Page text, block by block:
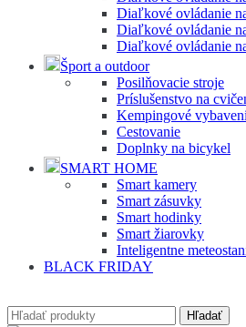
Diaľkové ovládanie
Diaľkové ovládanie
Diaľkové ovládanie
Šport a outdoor
Posilňovacie stroje
Príslušenstvo na
Kempingové
Cestovanie
Doplnky na bicykel
SMART HOME
Smart kamery
Smart zásuvky
Smart hodinky
Smart žiarovky
Inteligentne
BLACK FRIDAY
Hľadať